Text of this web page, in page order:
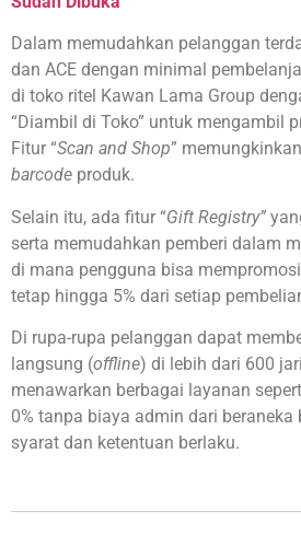
Dalam memudahkan pelanggan
dan ACE dengan minimal
di toko ritel Kawan Lama Group
“Diambil di Toko” untuk mengambil
Fitur “Scan and Shop”
barcode produk.
Selain itu, ada fitur “Gift Registry”
serta memudahkan pemberi dalam
di mana pengguna bisa
tetap hingga 5% dari setiap
Di rupa-rupa pelanggan dapat
langsung (offline) di lebih dari 600
menawarkan berbagai layanan
0% tanpa biaya admin dari
syarat dan ketentuan berlaku.